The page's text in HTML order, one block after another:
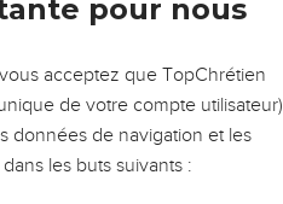
pour nous
acceptez que TopChrétien
de votre compte utilisateur)
données de navigation et les
les buts suivants :